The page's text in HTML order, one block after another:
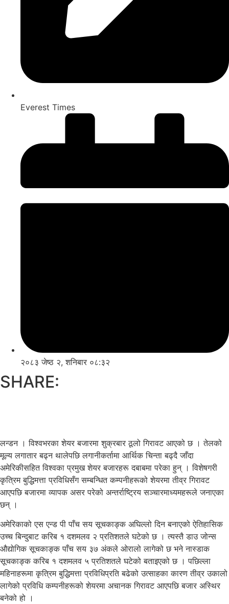
Everest Times
२०८३ जेष्ठ २, शनिबार ०८:३२
SHARE:
लन्डन । विश्वभरका शेयर बजारमा शुक्रबार ठूलो गिरावट आएको छ । तेलको
मूल्य लगातार बढ्न थालेपछि लगानीकर्तामा आर्थिक चिन्ता बढ्दै जाँदा
अमेरिकीसहित विश्वका प्रमुख शेयर बजारहरू दबाबमा परेका हुन् । विशेषगरी
कृत्रिम बुद्धिमत्ता प्रविधिसँग सम्बन्धित कम्पनीहरूको शेयरमा तीव्र गिरावट
आएपछि बजारमा व्यापक असर परेको अन्तर्राष्ट्रिय सञ्चारमाध्यमहरूले जनाएका
छन् ।
अमेरिकाको एस एन्ड पी पाँच सय सूचकाङ्क अघिल्लो दिन बनाएको ऐतिहासिक
उच्च बिन्दुबाट करिब १ दशमलव २ प्रतिशतले घटेको छ । त्यस्तै डाउ जोन्स
औद्योगिक सूचकाङ्क पाँच सय ३७ अंकले ओरालो लागेको छ भने नास्डाक
सूचकाङ्क करिब १ दशमलव ५ प्रतिशतले घटेको बताइएको छ । पछिल्ला
महिनाहरूमा कृत्रिम बुद्धिमत्ता प्रविधिप्रति बढेको उत्साहका कारण तीव्र उकालो
लागेको प्रविधि कम्पनीहरूको शेयरमा अचानक गिरावट आएपछि बजार अस्थिर
बनेको हो ।